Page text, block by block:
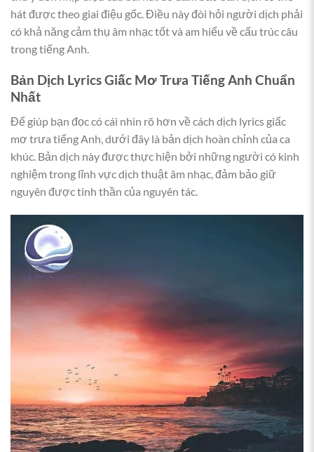
hát được theo giai điệu gốc. Điều này đòi hỏi người dịch phải
có khả năng cảm thụ âm nhạc tốt và am hiểu về cấu trúc câu
trong tiếng Anh.
Bản Dịch Lyrics Giấc Mơ Trưa Tiếng Anh Chuẩn
Nhất
Để giúp bạn đọc có cái nhìn rõ hơn về cách dịch lyrics giấc
mơ trưa tiếng Anh, dưới đây là bản dịch hoàn chỉnh của ca
khúc. Bản dịch này được thực hiện bởi những người có kinh
nghiệm trong lĩnh vực dịch thuật âm nhạc, đảm bảo giữ
nguyên được tinh thần của nguyên tác.